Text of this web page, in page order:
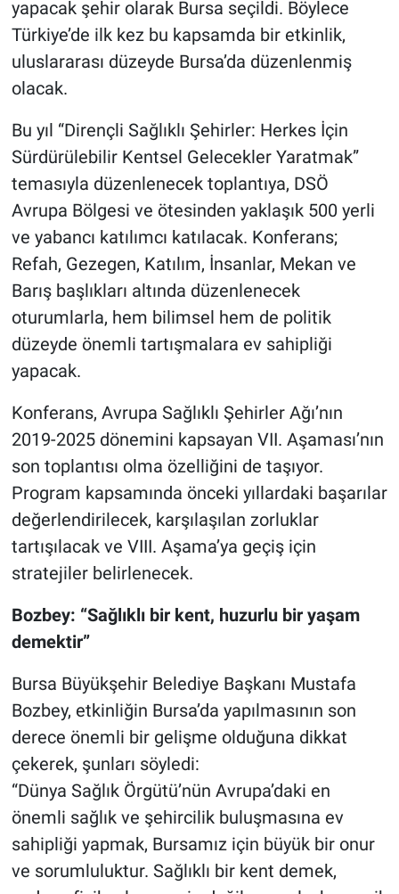
yapacak şehir olarak Bursa seçildi. Böylece
Türkiye’de ilk kez bu kapsamda bir etkinlik,
uluslararası düzeyde Bursa’da düzenlenmiş
olacak.
Bu yıl “Dirençli Sağlıklı Şehirler: Herkes İçin
Sürdürülebilir Kentsel Gelecekler Yaratmak”
temasıyla düzenlenecek toplantıya, DSÖ
Avrupa Bölgesi ve ötesinden yaklaşık 500 yerli
ve yabancı katılımcı katılacak. Konferans;
Refah, Gezegen, Katılım, İnsanlar, Mekan ve
Barış başlıkları altında düzenlenecek
oturumlarla, hem bilimsel hem de politik
düzeyde önemli tartışmalara ev sahipliği
yapacak.
Konferans, Avrupa Sağlıklı Şehirler Ağı’nın
2019-2025 dönemini kapsayan VII. Aşaması’nın
son toplantısı olma özelliğini de taşıyor.
Program kapsamında önceki yıllardaki başarılar
değerlendirilecek, karşılaşılan zorluklar
tartışılacak ve VIII. Aşama’ya geçiş için
stratejiler belirlenecek.
Bozbey: “Sağlıklı bir kent, huzurlu bir yaşam
demektir”
Bursa Büyükşehir Belediye Başkanı Mustafa
Bozbey, etkinliğin Bursa’da yapılmasının son
derece önemli bir gelişme olduğuna dikkat
çekerek, şunları söyledi:
“Dünya Sağlık Örgütü’nün Avrupa’daki en
önemli sağlık ve şehircilik buluşmasına ev
sahipliği yapmak, Bursamız için büyük bir onur
ve sorumluluktur. Sağlıklı bir kent demek,